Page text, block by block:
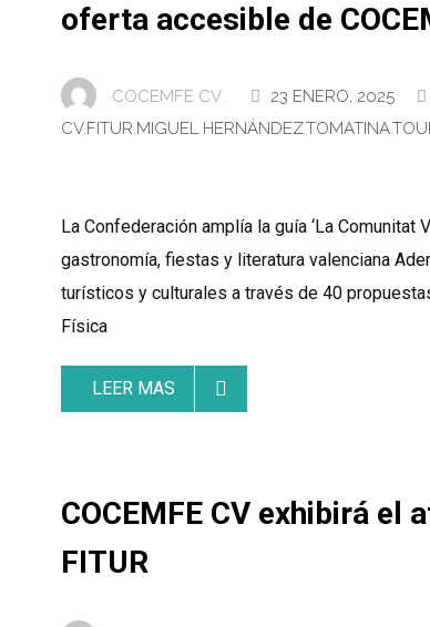
oferta accesible de
COCEMFE CV . 23 ENERO, 2025
CV,FITUR,MIGUEL HERNÁNDEZ,TOMATINA,
La Confederación amplía la guía ‘La
gastronomía, fiestas y literatura valenciana
turísticos y culturales a través de 40
Física
LEER MAS
COCEMFE CV exhibirá
FITUR